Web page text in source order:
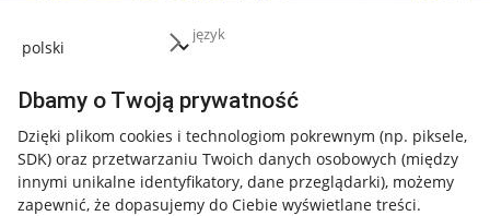
język
Dbamy o Twoją prywatność
Dzięki plikom cookies i technologiom pokrewnym (np. piksele,
SDK) oraz przetwarzaniu Twoich danych osobowych (między
innymi unikalne identyfikatory, dane przeglądarki), możemy
zapewnić, że dopasujemy do Ciebie wyświetlane treści.